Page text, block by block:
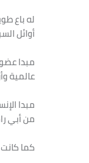
له باع
أوائل
عالمية
مبدا
من أبي
كما